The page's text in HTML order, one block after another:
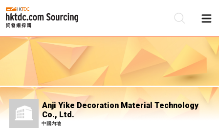
Anji Yike Decoration Material Technology
Co., Ltd.
中國內地